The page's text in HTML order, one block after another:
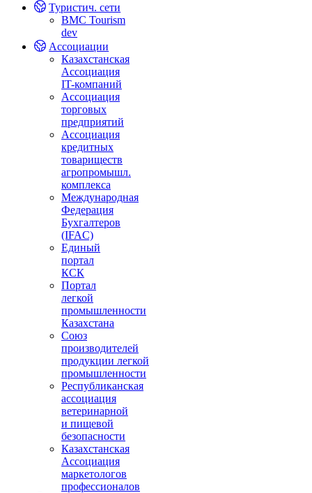
Туристич. сети
BMC Tourism
dev
Ассоциации
Казахстанская
Ассоциация
IT-компаний
Ассоциация
торговых
предприятий
Ассоциация
кредитных
товариществ
агропромышл.
комплекса
Международная
Федерация
Бухгалтеров
(IFAC)
Единый
портал
КСК
Портал
легкой
промышленности
Казахстана
Союз
производителей
продукции легкой
промышленности
Республиканская
ассоциация
ветеринарной
и пищевой
безопасности
Казахстанская
Ассоциация
маркетологов
профессионалов